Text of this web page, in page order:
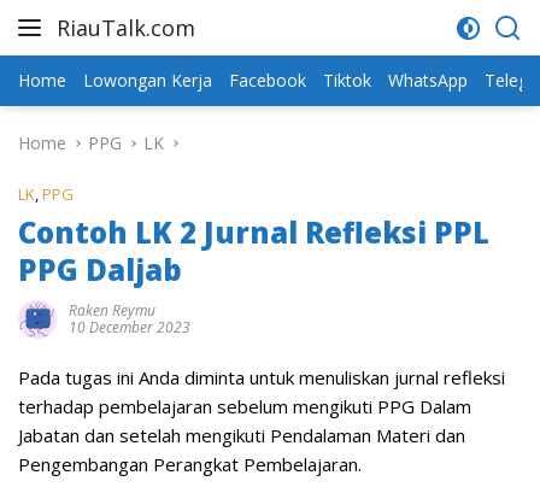
RiauTalk.com
Update
Terkini
Home Lowongan Kerja Facebook Tiktok WhatsApp
Home PPG LK
LK,PPG
Contoh LK 2 Jurnal Refleksi PPL
PPG Daljab
Raken Reymu
10 December 2023
Pada tugas ini Anda diminta untuk menuliskan jurnal refleksi
terhadap pembelajaran sebelum mengikuti PPG Dalam
Jabatan dan setelah mengikuti Pendalaman Materi dan
Pengembangan Perangkat Pembelajaran.